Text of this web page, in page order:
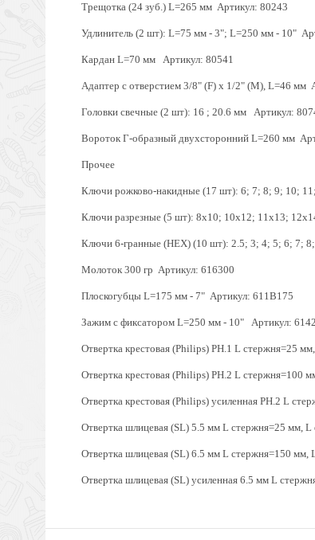
Трещотка (24 зуб.) L=265 мм Артикул: 80243
Удлинитель (2 шт): L=75 мм - 3"; L=250 мм - 10"
Кардан L=70 мм Артикул: 80541
Адаптер с отверстием 3/8" (F) x 1/2" (M), L=46 мм
Головки свечные (2 шт): 16 ; 20.6 мм Артикул:
Вороток Г-образный двухсторонний L=260 мм
Прочее
Ключи рожково-накидные (17 шт): 6; 7; 8; 9; 10;
Ключи разрезные (5 шт): 8x10; 10x12; 11x13;
Ключи 6-гранные (HEX) (10 шт): 2.5; 3; 4; 5; 6; 7;
Молоток 300 гр Артикул: 616300
Плоскогубцы L=175 мм - 7" Артикул: 611B175
Зажим с фиксатором L=250 мм - 10" Артикул:
Отвертка крестовая (Philips) PH.1 L стержня=25
Отвертка крестовая (Philips) PH.2 L
Отвертка крестовая (Philips) усиленная PH.2 L
Отвертка шлицевая (SL) 5.5 мм L стержня=25 мм,
Отвертка шлицевая (SL) 6.5 мм L стержня=150
Отвертка шлицевая (SL) усиленная 6.5 мм L